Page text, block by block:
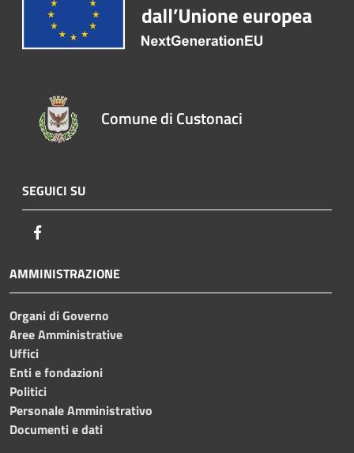
Comune di Custonaci
SEGUICI SU
AMMINISTRAZIONE
Organi di Governo
Aree Amministrative
Uffici
Enti e fondazioni
Politici
Personale Amministrativo
Documenti e dati